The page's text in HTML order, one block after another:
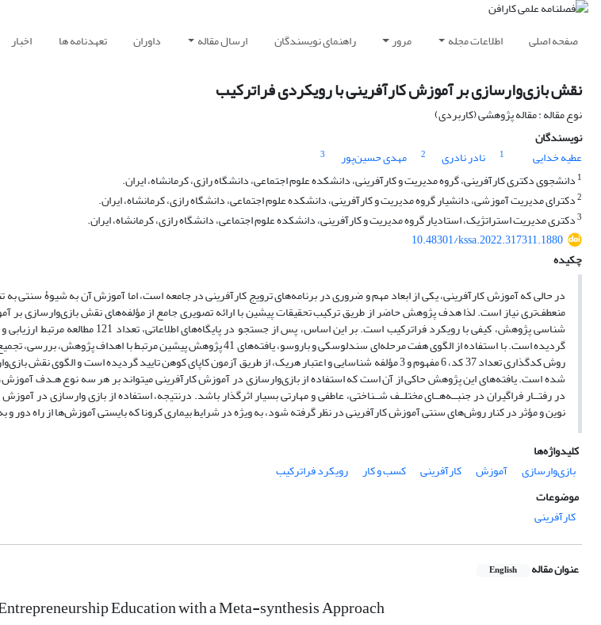
صفحه اصلی اطلاعات مجله مرور راهنمای نویسندگان ارسال مقاله داوران تعهدنامه ها اخبار
نقش بازی‌وارسازی بر آموزش کارآفرینی با رویکردی فراترکیب
نوع مقاله : مقاله پژوهشی (کاربردی)
نویسندگان
عطیه خدایی
1 نادر نادری 2 مهدی حسین‌پور
3
1 دانشجوی دکتری کارآفرینی، گروه مدیریت و کارآفرینی، دانشکده علوم اجتماعی، دانشگاه رازی، کرمانشاه، ایران.
2دکترای مدیریت آموزشی، دانشیار گروه مدیریت و کارآفرینی، دانشکده علوم اجتماعی، دانشگاه رازی، کرمانشاه، ایران.
3دکتری مدیریت استراتژیک، استادیار گروه مدیریت و کارآفرینی، دانشکده علوم اجتماعی، دانشگاه رازی، کرمانشاه، ایران.
10.48301/kssa.2022.317311.1880
چکیده
در حالی که آموزش کارآفرینی، یکی از ابعاد مهم و ضروری در برنامه­‌های ترویج کارآفرینی در جامعه است، اما آموزش آن به شیوۀ سنتی به
گردیده است. با استفاده از الگوی هفت مرحله‌­ای سندلوسکی و باروسو، یافته‌­های 41 پژوهش پیشین
روش کدگذاری تعداد 37 کد، 6 مفهوم و 3 مؤلفه شناسایی و اعتبار هریک، از طریق آزمون کاپای کوهن تایید گردیده است و
شده است. یافته­‌های این پژوهش حاکی از آن است که استفاده از بازی‌وارسازی در آموزش کارآفرینی می­تواند بر هر سه نوع هـدف آموزش،
در رفتــار فراگیران در جنبــه­‌هــای مختلــف شــناختی، عاطفی و مهارتی بسیار اثرگذار باشد. درنتیجه، استفاده از بازی ­وارسازی در
نوین و مؤثر در کنار روش­‌های سنتی آموزش کارآفرینی در نظر گرفته شود، به ویژه در شرایط بیماری کرونا که بایستی آموزش‌­ها از راه دور
کلیدواژه‌ها
بازی‌وارسازی
آموزش کارآفرینی کسب و کار
رویکرد فراترکیب
موضوعات
کارآفرینی
عنوان مقاله English
Education with a Meta-synthesis Approach